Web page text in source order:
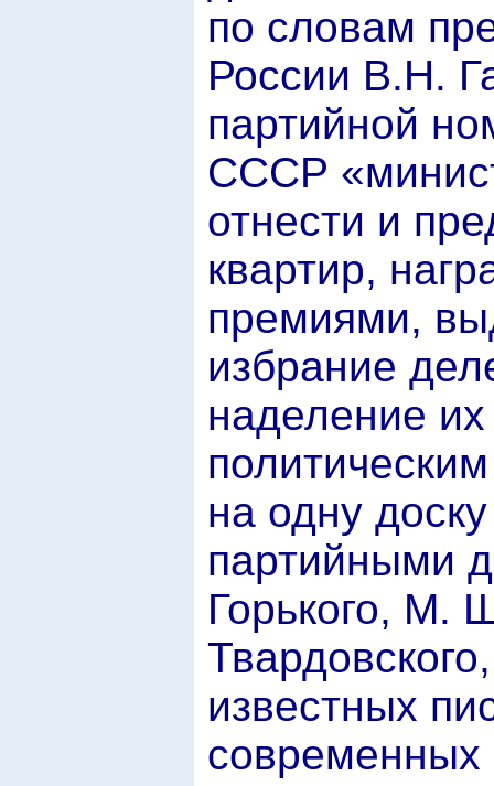
по словам
России В.Н.
партийной
СССР
отнести и
квартир,
премиями,
избрание
наделение
на одну
партийными
Горького, М.
известных
современных